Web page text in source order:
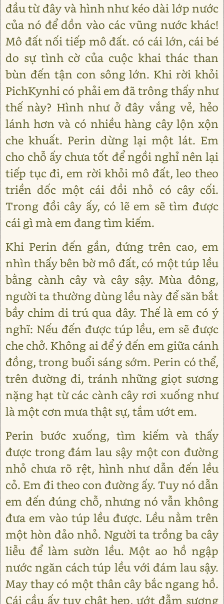
đầu từ đây và hình như kéo dài lớp nước
của nó để dồn vào các vũng nước khác!
Mô đất nối tiếp mô đất. có cái lớn, cái bé
do sự tình cờ của cuộc khai thác than
bùn đến tận con sông lớn. Khi rời khỏi
PichKynhi có phải em đã trông thấy như
thế này? Hình như ở đây vắng vẻ, hẻo
lánh hơn và có nhiều hàng cây lộn xộn
che khuất. Perin dừng lại một lát. Em
cho chỗ ấy chưa tốt để ngồi nghỉ nên lại
tiếp tục đi, em rời khỏi mô đất, leo theo
triền dốc một cái đồi nhỏ có cây cối.
Trong đồi cây ấy, có lẽ em sẽ tìm được
cái gì mà em đang tìm kiếm.
Khi Perin đến gần, đứng trên cao, em
nhìn thấy bên bờ mô đất, có một túp lều
bằng cành cây và cây sậy. Mùa đông,
người ta thường dùng lều này để săn bắt
bầy chim di trú qua đây. Thế là em có ý
nghĩ: Nếu đến được túp lều, em sẽ được
che chở. Không ai để ý đến em giữa cánh
đồng, trong buổi sáng sớm. Perin có thể,
trên đường đi, tránh những giọt sương
nặng hạt từ các cành cây rơi xuống như
là một cơn mưa thật sự, tắm ướt em.
Perin bước xuống, tìm kiếm và thấy
được trong đám lau sậy một con đường
nhỏ chưa rõ rệt, hình như dẫn đến lều
cỏ. Em đi theo con đường ấy. Tuy nó dẫn
em đến đúng chỗ, nhưng nó vẫn không
đưa em vào túp lều được. Lều nằm trên
một hòn đảo nhỏ. Người ta trồng ba cây
liễu để làm sườn lều. Một ao hồ ngập
nước ngăn cách túp lều với đám lau sậy.
May thay có một thân cây bắc ngang hồ.
Cái cầu ấy tuy chật hẹp, ướt đẫm sương